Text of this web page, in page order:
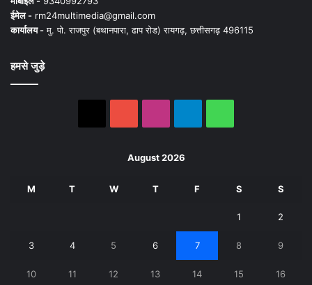
ईमेल - rm24multimedia@gmail.com
कार्यालय -मु. पो. राजपुर (बथानपारा, ढाप रोड) रायगढ़, छत्तीसगढ़ 496115
हमसे जुड़े
August 2026
M T W T F S S
1 2
3 4 5 6 7 8 9
10 11 12 13 14 15 16